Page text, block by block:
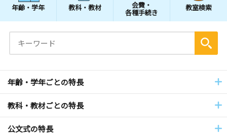
年齢・学年 教科・教材 会費・
各種手続き
教室検索
年齢・学年ごとの特長
教科・教材ごとの特長
公文式の特長